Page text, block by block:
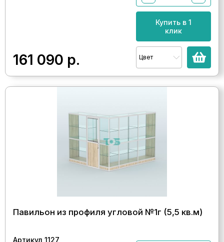
161 090 р.
Купить в 1
клик
Цвет
Павильон из профиля угловой №1г (5,5 кв.м)
Артикул 1127